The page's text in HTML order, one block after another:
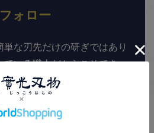
ォロー
な刃先だけの研ぎではあり
いる職人だからこそでき
理させて頂きます。歪みなど
包丁を10年、20年と長くご使